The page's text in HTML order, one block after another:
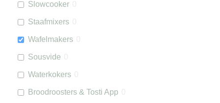
Slowcooker
Staafmixers
Wafelmakers
Sousvide
Waterkokers
Broodroosters & Tosti App